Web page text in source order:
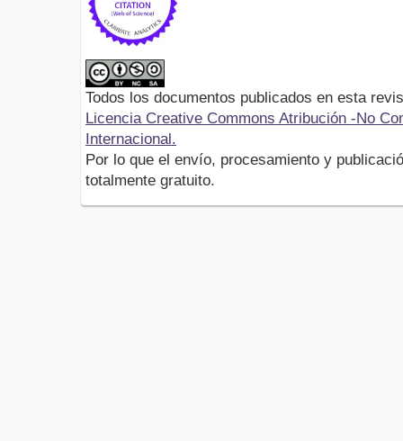
Todos los documentos publicados en esta
Licencia Creative Commons Atribución -No
Internacional.
Por lo que el envío, procesamiento y
totalmente gratuito.